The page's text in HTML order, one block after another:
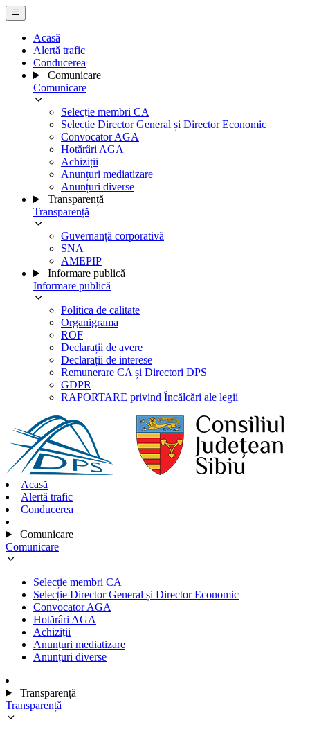
Acasă
Alertă trafic
Conducerea
Comunicare
Comunicare
Selecție membri CA
Selecție Director General și Director Economic
Convocator AGA
Hotărâri AGA
Achiziții
Anunțuri mediatizare
Anunțuri diverse
Transparență
Transparență
Guvernanță corporativă
SNA
AMEPIP
Informare publică
Informare publică
Politica de calitate
Organigrama
ROF
Declarații de avere
Declarații de interese
Remunerare CA și Directori DPS
GDPR
RAPORTARE privind Încălcări ale legii
Acasă
Alertă trafic
Conducerea
Comunicare
Comunicare
Selecție membri CA
Selecție Director General și Director Economic
Convocator AGA
Hotărâri AGA
Achiziții
Anunțuri mediatizare
Anunțuri diverse
Transparență
Transparență